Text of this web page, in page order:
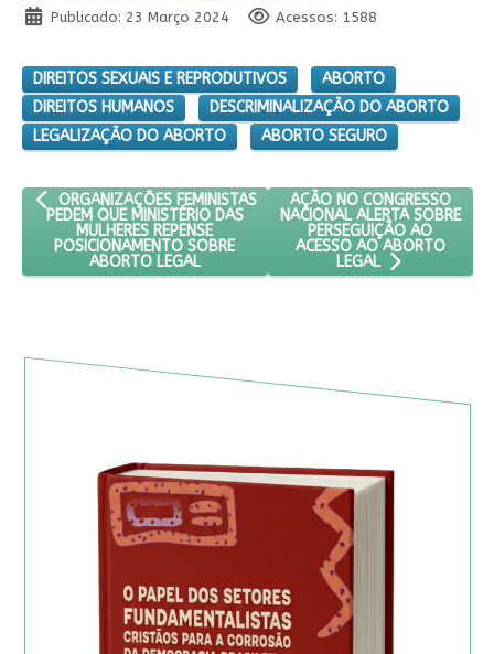
Publicado: 23 Março 2024
Acessos: 1588
DIREITOS SEXUAIS E REPRODUTIVOS
ABORTO
DIREITOS HUMANOS
DESCRIMINALIZAÇÃO DO ABORTO
LEGALIZAÇÃO DO ABORTO
ABORTO SEGURO
ARTIGO ANTERIOR: ORGANIZAÇÕES FEMINISTAS PEDEM QUE
ORGANIZAÇÕES FEMINISTAS
PEDEM QUE MINISTÉRIO DAS
MULHERES REPENSE
POSICIONAMENTO SOBRE
ABORTO LEGAL
PRÓXIMO ARTIGO: AÇÃO
AÇÃO NO CONGRESSO
NACIONAL ALERTA SOBRE
PERSEGUIÇÃO AO
ACESSO AO ABORTO
LEGAL